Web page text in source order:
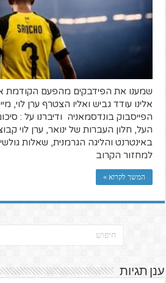
אלינו עודד גביש ואליו הצטרף ערן לוי,
הפייסבוק בונדסמאניה ודיברנו על :
העל, חלון העברות של ינואר, ערן לוי
באינטרנט והליגה הגרמנית, שאלות
למחזור הקרוב
המשך לקרוא »
ענן תגיות